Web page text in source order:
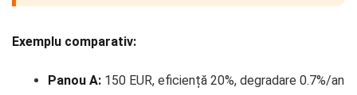
Exemplu comparativ:
Panou A: 150 EUR, eficiență 20%, degradare 0.7%/an